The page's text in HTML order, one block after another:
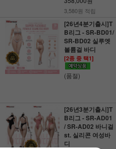
3,580원 적립
[26년4분기출시]T
B리그 - SR-BD01/
SR-BD02 실루엣
볼륨걸 바디
[2종 중 택1]
(품절)
[26년3분기출시]T
B리그 - SR-AD01
/ SR-AD02 바니걸
st. 실리콘 여성바
디